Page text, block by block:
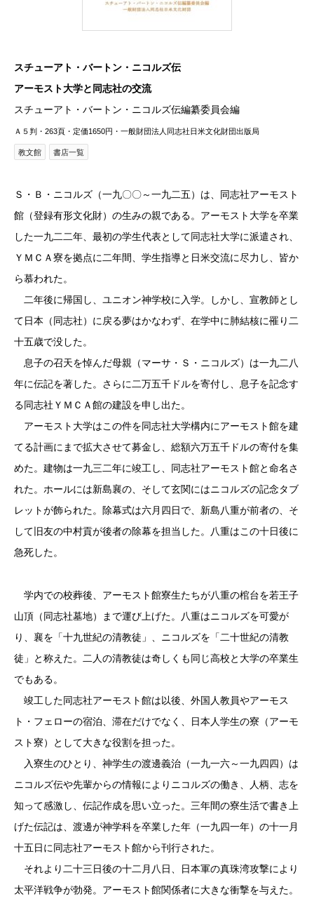
スチューアト・バートン・ニコルズ伝
アーモスト大学と同志社の交流
スチューアト・バートン・ニコルズ伝編纂委員会編
Ａ５判・263頁・定価1650円・一般財団法人同志社日米文化財団出版局
教文館 書店一覧
Ｓ・Ｂ・ニコルズ（一九〇〇～一九二五）は、同志社アーモスト
館（登録有形文化財）の生みの親である。アーモスト大学を卒業
した一九二二年、最初の学生代表として同志社大学に派遣され、
ＹＭＣＡ寮を拠点に二年間、学生指導と日米交流に尽力し、皆か
ら慕われた。
二年後に帰国し、ユニオン神学校に入学。しかし、宣教師とし
て日本（同志社）に戻る夢はかなわず、在学中に肺結核に罹り二
十五歳で没した。
息子の召天を悼んだ母親（マーサ・Ｓ・ニコルズ）は一九二八
年に伝記を著した。さらに二万五千ドルを寄付し、息子を記念す
る同志社ＹＭＣＡ館の建設を申し出た。
アーモスト大学はこの件を同志社大学構内にアーモスト館を建
てる計画にまで拡大させて募金し、総額六万五千ドルの寄付を集
めた。建物は一九三二年に竣工し、同志社アーモスト館と命名さ
れた。ホールには新島襄の、そして玄関にはニコルズの記念タブ
レットが飾られた。除幕式は六月四日で、新島八重が前者の、そ
して旧友の中村貢が後者の除幕を担当した。八重はこの十日後に
急死した。
学内での校葬後、アーモスト館寮生たちが八重の棺台を若王子
山頂（同志社墓地）まで運び上げた。八重はニコルズを可愛が
り、襄を「十九世紀の清教徒」、ニコルズを「二十世紀の清教
徒」と称えた。二人の清教徒は奇しくも同じ高校と大学の卒業生
でもある。
竣工した同志社アーモスト館は以後、外国人教員やアーモス
ト・フェローの宿泊、滞在だけでなく、日本人学生の寮（アーモ
スト寮）として大きな役割を担った。
入寮生のひとり、神学生の渡邊義治（一九一六～一九四四）は
ニコルズ伝や先輩からの情報によりニコルズの働き、人柄、志を
知って感激し、伝記作成を思い立った。三年間の寮生活で書き上
げた伝記は、渡邊が神学科を卒業した年（一九四一年）の十一月
十五日に同志社アーモスト館から刊行された。
それより二十三日後の十二月八日、日本軍の真珠湾攻撃により
太平洋戦争が勃発。アーモスト館関係者に大きな衝撃を与えた。